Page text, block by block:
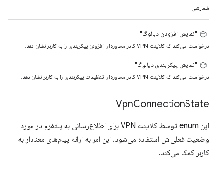
شمارشی
"نمایش افزودن دیالوگ"
درخواست می‌کند که کلاینت VPN کادر محاوره‌ای افزودن پیکربندی را به کاربر نشان دهد.
"نمایش پیکربندی دیالوگ"
درخواست می‌کند که کلاینت VPN کادر محاوره‌ای تنظیمات پیکربندی را به کاربر نشان دهد.
VpnConnectionState
این enum توسط کلاینت VPN برای اطلاع‌رسانی به پلتفرم در مورد
وضعیت فعلی‌اش استفاده می‌شود. این امر به ارائه پیام‌های معنادار به
کاربر کمک می‌کند.